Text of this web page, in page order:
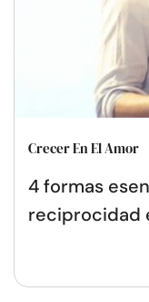
Crecer En El Amor
4 formas
reciprocidad